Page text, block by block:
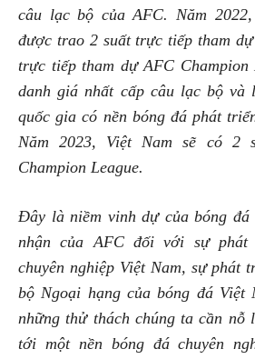
câu lạc bộ của AFC. Năm
được trao 2 suất trực tiếp tham
trực tiếp tham dự AFC
danh giá nhất cấp câu lạc bộ và
quốc gia có nền bóng đá phát
Năm 2023, Việt Nam sẽ có 2
Champion League.
Đây là niềm vinh dự của bóng
nhận của AFC đối với sự phát
chuyên nghiệp Việt Nam, sự phát
bộ Ngoại hạng của bóng đá Việt
những thử thách chúng ta cần nỗ
tới một nền bóng đá chuyên